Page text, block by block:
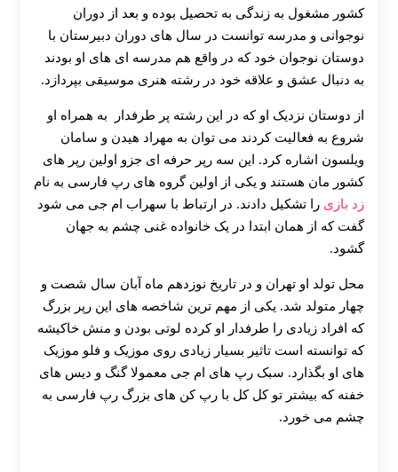
کشور مشغول به زندگی به تحصیل بوده و بعد از دوران
نوجوانی و مدرسه توانست در سال های دوران دبیرستان با
دوستان نوجوان خود که در واقع هم مدرسه ای های او بودند
به دنبال عشق و علاقه خود در رشته هنری موسیقی بپردازد.
از دوستان نزدیک او که در این رشته پر طرفدار به همراه او
شروع به فعالیت کردند می توان به مهراد هیدن و سامان
ویلسون اشاره کرد. این سه رپر حرفه ای جزو اولین رپر های
کشور مان هستند و یکی از اولین گروه های رپ فارسی به نام
زد بازی را تشکیل دادند. در ارتباط با سهراب ام جی می شود
گفت که از همان ابتدا در یک خانواده غنی چشم به جهان
گشود.
محل تولد او تهران و در تاریخ نوزدهم ماه آبان سال شصت و
چهار متولد شد. یکی از مهم ترین شاخصه های این رپر بزرگ
که افراد زیادی را طرفدار او کرده لوتی بودن و منش خاکیشه
که توانسته است تاثیر بسیار زیادی روی موزیک و فلو موزیک
های او بگذارد. سبک رپ های ام جی معمولا گنگ و دیس های
خفنه که بیشتر تو کل کل با رپ کن های بزرگ رپ فارسی به
چشم می خورد.